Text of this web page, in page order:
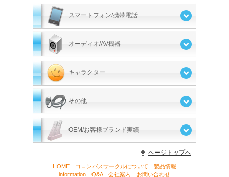
スマートフォン/携帯電話
オーディオ/AV機器
キャラクター
その他
OEM/お客様ブランド実績
ページトップへ
HOME コロンバスサークルについて
製品情報
information
Q&A 会社案内 お問い合わせ